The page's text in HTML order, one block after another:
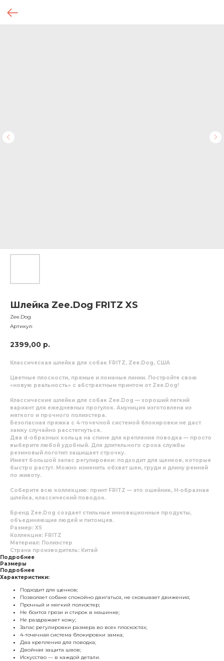
Шлейка Zee.Dog FRITZ XS
Zee.Dog
Артикул:
2399,00 р.
Классическая шлейка для собак FRITZ, Zee.Dog, США
Цветные плоскости, прямые и ломаные линии. Постройте свою
«новую реальность» с абстрактным принтом от Zee.Dog!
Классические шлейки для собак Zee.Dog — хороший легкий
вариант для ежедневных прогулок. Амуниция изготовлена из
мягкого и прочного полиэстера.
Безопасная пряжка с 4-точечной системой блокировки не даст
замку случайно расстегнуться.
Два d-образных кольца на спине для крепления поводка — просто
выберите любой удобный. Для длительного срока службы
резиновый логотип защищает строчку.
Имеет большой запас регулировки: подходит для щенков, которые
быстро растут. Можно изменить обхват шеи, груди и длину ремней
по животу.
Соберите всю коллекцию: принт FRITZ — это ошейник, Н-образная
шлейка, классический поводок.
Бренд Zee.Dog создает стильные инновационные продукты,
объединяющие людей и питомцев.
Размер: XS
Коллекция: FRITZ
Материал: Полиэстер
Страна производитель: Китай
Подробнее
Размеры
Подробнее
Характеристики:
Подходит для щенков;
Позволяет собаке спокойно двигаться, не сковывает движения;
Прочный и мягкий полиэстер;
Не боится грязи и стирок в машинке;
Не раздражает кожу;
Запас регулировки размера во всех плоскостях;
4-точечная система блокировки замка;
Два крепления для поводка;
Двойная защита швов;
Искусство — в каждой детали.